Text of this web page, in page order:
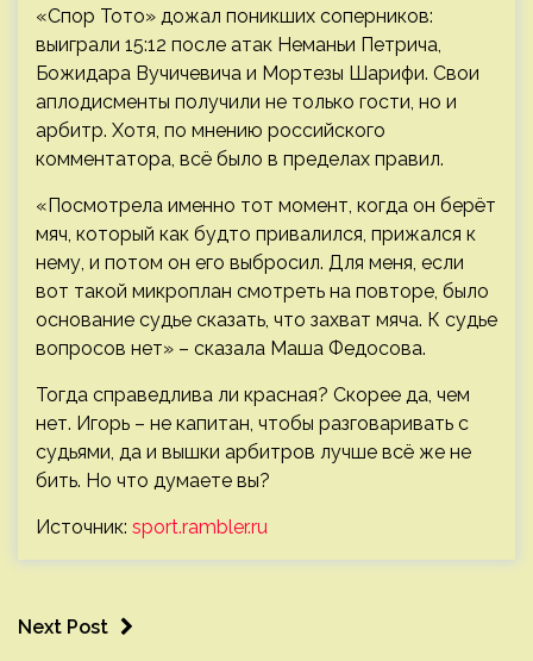
«Спор Тото» дожал поникших соперников:
выиграли 15:12 после атак Неманьи Петрича,
Божидара Вучичевича и Мортезы Шарифи. Свои
аплодисменты получили не только гости, но и
арбитр. Хотя, по мнению российского
комментатора, всё было в пределах правил.
«Посмотрела именно тот момент, когда он берёт
мяч, который как будто привалился, прижался к
нему, и потом он его выбросил. Для меня, если
вот такой микроплан смотреть на повторе, было
основание судье сказать, что захват мяча. К судье
вопросов нет» – сказала Маша Федосова.
Тогда справедлива ли красная? Скорее да, чем
нет. Игорь – не капитан, чтобы разговаривать с
судьями, да и вышки арбитров лучше всё же не
бить. Но что думаете вы?
Источник: sport.rambler.ru
Next Post